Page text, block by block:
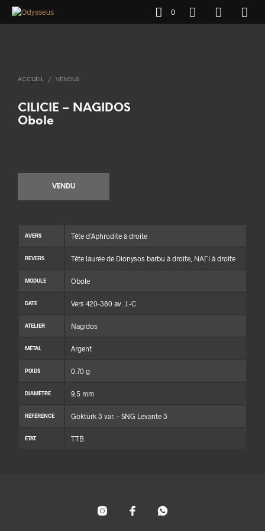
0
ACCUEIL / VENDUS
CILICIE – NAGIDOS
Obole
VENDU
AVERS Tête d’Aphrodite à droite
REVERS Tête laurée de Dionysos barbu à droite, ΝΑΓΙ à droite
MODULE Obole
DATE Vers 420-380 av. J.-C.
ATELIER Nagidos
MÉTAL Argent
POIDS 0.70 g
DIAMÈTRE 9.5 mm
RÉFÉRENCE Göktürk 3 var. – SNG Levante 3
ÉTAT TTB